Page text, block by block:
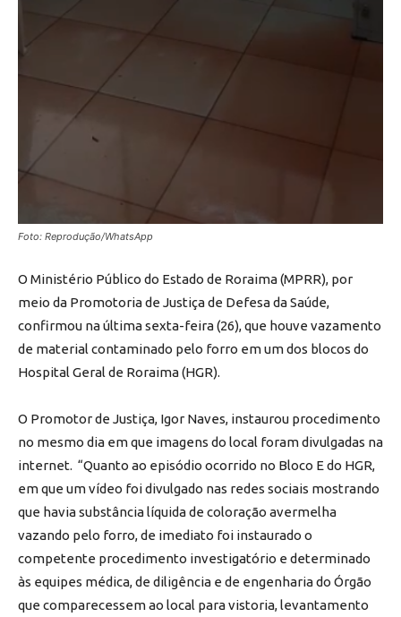
Foto: Reprodução/WhatsApp
O Ministério Público do Estado de Roraima (MPRR), por
meio da Promotoria de Justiça de Defesa da Saúde,
confirmou na última sexta-feira (26), que houve vazamento
de material contaminado pelo forro em um dos blocos do
Hospital Geral de Roraima (HGR).
O Promotor de Justiça, Igor Naves, instaurou procedimento
no mesmo dia em que imagens do local foram divulgadas na
internet. “Quanto ao episódio ocorrido no Bloco E do HGR,
em que um vídeo foi divulgado nas redes sociais mostrando
que havia substância líquida de coloração avermelha
vazando pelo forro, de imediato foi instaurado o
competente procedimento investigatório e determinado
às equipes médica, de diligência e de engenharia do Órgão
que comparecessem ao local para vistoria, levantamento